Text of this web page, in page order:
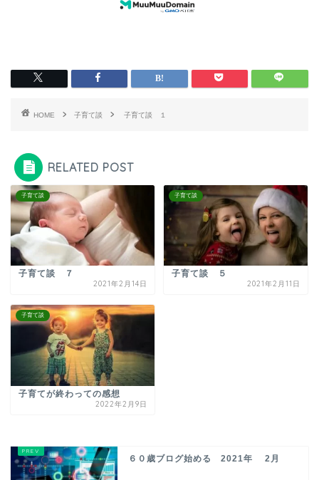
HOME 子育て談 子育て談 １
RELATED POST
子育て談
子育て談 ７
2021年2月14日
子育て談
子育て談 ５
2021年2月11日
子育て談
子育てが終わっての感想
2022年2月9日
６０歳ブログ始める 2021年 2月